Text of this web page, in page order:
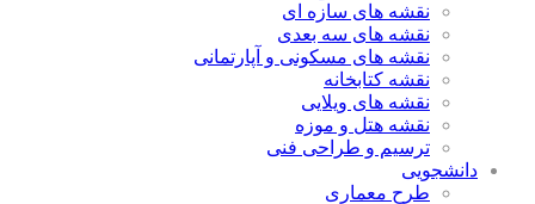
نقشه های سازه ای
نقشه های سه بعدی
نقشه های مسکونی و آپارتمانی
نقشه کتابخانه
نقشه های ویلایی
نقشه هتل و موزه
ترسیم و طراحی فنی
دانشجویی
طرح معماری